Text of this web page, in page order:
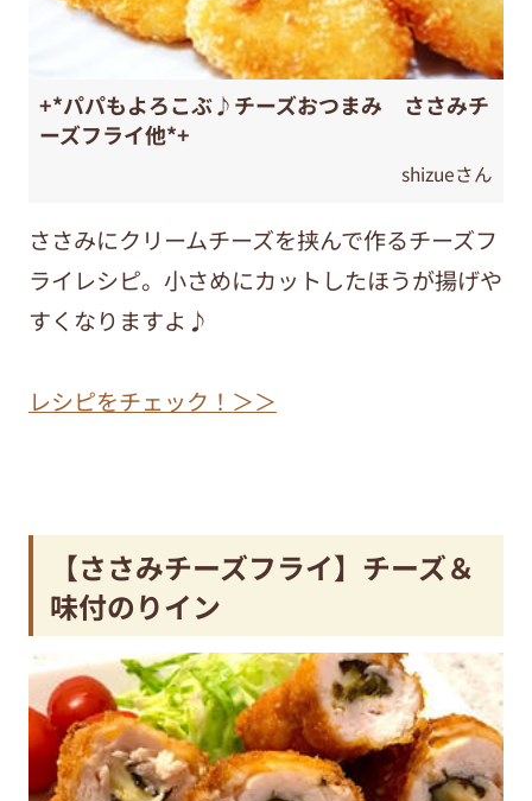
+*パパもよろこぶ♪チーズおつまみ ささみチ
ーズフライ他*+
shizueさん
ささみにクリームチーズを挟んで作るチーズフ
ライレシピ。小さめにカットしたほうが揚げや
すくなりますよ♪
レシピをチェック！＞＞
【ささみチーズフライ】チーズ＆
味付のりイン